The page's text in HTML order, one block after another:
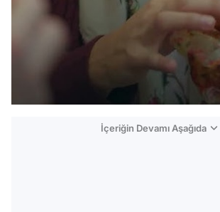
İçeriğin Devamı Aşağıda